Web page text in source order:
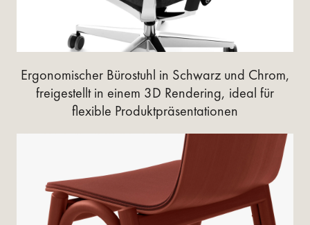
Ergonomischer Bürostuhl in Schwarz und Chrom,
freigestellt in einem 3D Rendering, ideal für
flexible Produktpräsentationen